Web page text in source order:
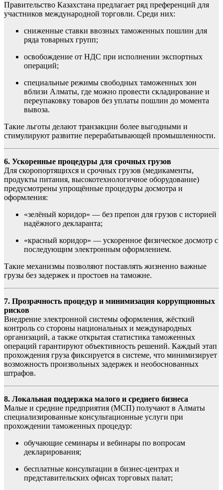
Правительство Казахстана предлагает ряд преференций для
участников международной торговли. Среди них:
сниженные ставки ввозных таможенных пошлин для
ряда товарных групп;
освобождение от НДС при исполнении экспортных
операций;
специальные режимы свободных таможенных зон
вблизи Алматы, где можно провести складирование и
переупаковку товаров без уплаты пошлин до момента
вывоза.
Такие льготы делают транзакции более выгодными и
стимулируют развитие перерабатывающей промышленности.
6. Ускоренные процедуры для срочных грузов
Для скоропортящихся и срочных грузов (медикаменты,
продукты питания, высокотехнологичное оборудование)
предусмотрены упрощённые процедуры досмотра и
оформления:
«зелёный коридор» — без препон для грузов с историей
надёжного декларанта;
«красный коридор» — ускоренное физическое досмотр с
последующим электронным оформлением.
Такие механизмы позволяют поставлять жизненно важные
грузы без задержек и простоев на таможне.
7. Прозрачность процедур и минимизация коррупционных
рисков
Внедрение электронной системы оформления, жёсткий
контроль со стороны национальных и международных
организаций, а также открытая статистика таможенных
операций гарантируют объективность решений. Каждый этап
прохождения груза фиксируется в системе, что минимизирует
возможность произвольных задержек и необоснованных
штрафов.
8. Локальная поддержка малого и среднего бизнеса
Малые и средние предприятия (МСП) получают в Алматы
специализированные консультационные услуги при
прохождении таможенных процедур:
обучающие семинары и вебинары по вопросам
декларирования;
бесплатные консультации в бизнес-центрах и
представительских офисах торговых палат;